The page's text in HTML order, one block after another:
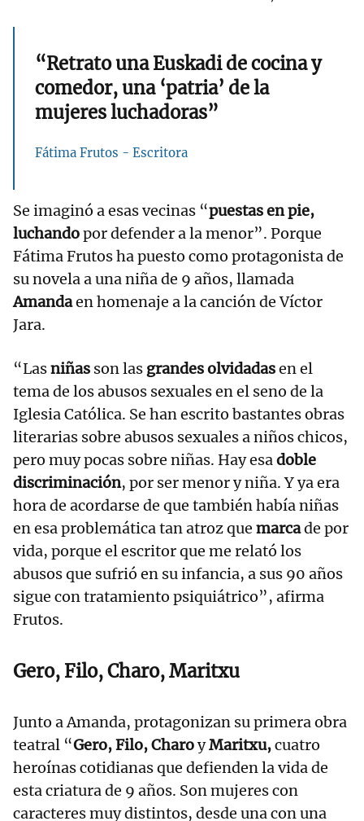
“Retrato una Euskadi de cocina y
comedor, una ‘patria’ de la
mujeres luchadoras”
Fátima Frutos - Escritora
Se imaginó a esas vecinas “puestas en pie,
luchandopor defender a la menor”. Porque
Fátima Frutos ha puesto como protagonista de
su novela a una niña de 9 años, llamada
Amandaen homenaje a la canción de Víctor
Jara.
“Lasniñas son las grandes olvidadasen el
tema de los abusos sexuales en el seno de la
Iglesia Católica. Se han escrito bastantes obras
literarias sobre abusos sexuales a niños chicos,
pero muy pocas sobre niñas. Hay esadoble
discriminación, por ser menor y niña. Y ya era
hora de acordarse de que también había niñas
en esa problemática tan atroz que marcade por
vida, porque el escritor que me relató los
abusos que sufrió en su infancia, a sus 90 años
sigue con tratamiento psiquiátrico”, afirma
Frutos.
Gero, Filo, Charo, Maritxu
Junto a Amanda, protagonizan su primera obra
teatral “Gero, Filo, CharoyMaritxu,cuatro
heroínas cotidianas que defienden la vida de
esta criatura de 9 años. Son mujeres con
caracteres muy distintos, desde una con una